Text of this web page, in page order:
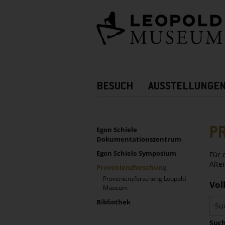
Hauptnavigation
BESUCH AUSSTELLUNGEN
Sidebar
UNTERNAVIGATION
Egon Schiele
Dokumentationszentrum
Egon Schiele Symposium
Provenienzforschung
Provenienzforschung Leopold
Museum
Bibliothek
Für